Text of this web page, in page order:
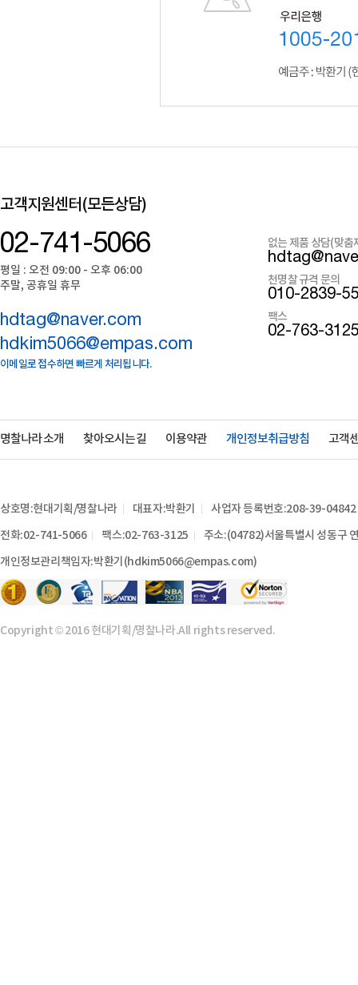
고객지원센터(모든상담)
02-741-5066
평일 : 오전 09:00 - 오후 06:00
주말, 공휴일 휴무
hdtag@naver.com
hdkim5066@empas.com
이메일로 접수하면 빠르게 처리됩니다.
없는 제품 상담(맞춤
천명찰 규격 문의
010-2839-
팩스
02-763-
명찰나라 소개 찾아오시는 길 이용약관 개인정보취급방침 고객
상호명:현대기획/명찰나라 대표자:박환기
사업자 등록번호:208-39-04842
전화:02-741-5066
팩스:02-763-3125
주소:(04782)서울특별시 성동구
개인정보관리책임자:박환기(hdkim5066@empas.com)
Copyright © 2016 현대기획/명찰나라.All rights reserved.